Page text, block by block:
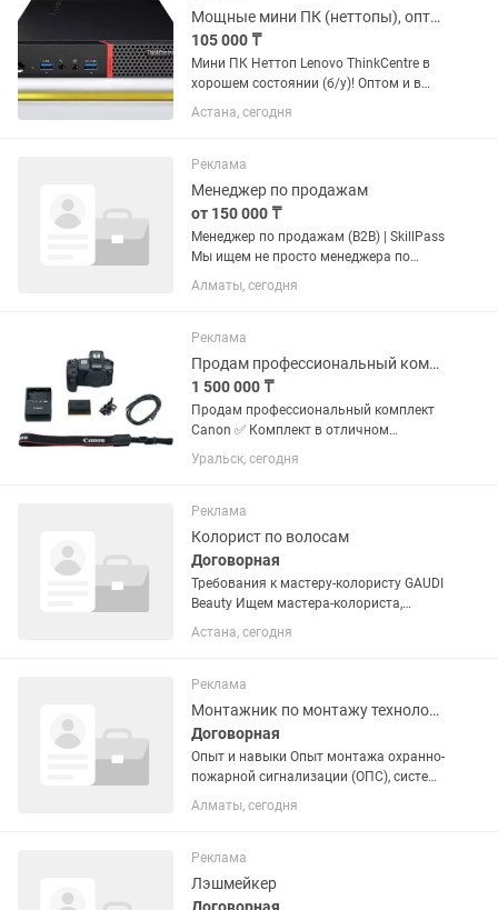
Мощные мини ПК (неттопы), оптом. Разные характеристики
105 000 ₸
Мини ПК Неттоп Lenovo ThinkCentre в
хорошем состоянии (б/у)! Оптом и в
розницу. В наличии разные модели. •
Процессор: Intel Core i5-6500T •
Оперативная память: 8GB •...
Астана, сегодня
Реклама
Менеджер по продажам
от 150 000 ₸
Менеджер по продажам (B2B) | SkillPass
Мы ищем не просто менеджера по
продажам — мы ищем будущего
лидера, который хочет расти вместе с
технологический стартап, меняющий
рынок...
Алматы, сегодня
Реклама
Продам профессиональный комплект Canon
1 500 000 ₸
Продам профессиональный комплект
Canon ✅ Комплект в отличном
техническом состоянии, всё работает
без нареканий. После покупки
Canon EOS R • Canon RF 24–70mm...
Уральск, сегодня
Реклама
Колорист по волосам
Договорная
Требования к мастеру-колористу GAUDI
Beauty Ищем мастера-колориста,
который уверенно работает с цветом,
умеет слышать клиента и создавать
Астана, сегодня
Реклама
Монтажник по монтажу технологического оборудования
Договорная
Опыт и навыки Опыт монтажа охранно-
пожарной сигнализации (ОПС), систем
видеонаблюдения, СКУД и
слаботочных сетей от 1 года Умение
схемы, чертежи и рабочие...
Алматы, сегодня
Реклама
Лэшмейкер